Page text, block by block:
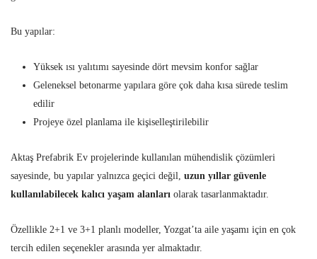
Bu yapılar:
Yüksek ısı yalıtımı sayesinde dört mevsim konfor sağlar
Geleneksel betonarme yapılara göre çok daha kısa sürede teslim
edilir
Projeye özel planlama ile kişiselleştirilebilir
Aktaş Prefabrik Ev projelerinde kullanılan mühendislik çözümleri
sayesinde, bu yapılar yalnızca geçici değil, uzun yıllar güvenle
kullanılabilecek kalıcı yaşam alanları olarak tasarlanmaktadır.
Özellikle 2+1 ve 3+1 planlı modeller, Yozgat’ta aile yaşamı için en çok
tercih edilen seçenekler arasında yer almaktadır.